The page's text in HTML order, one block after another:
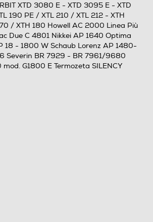
XTD 3080 E - XTD 3095 E - XTD
190 PE / XTL 210 / XTL 212 - XTH
/ XTH 180 Howell AC 2000 Linea Più
Due C 4801 Nikkei AP 1640 Optima
18 - 1800 W Schaub Lorenz AP 1480-
Severin BR 7929 - BR 7961/9680
mod. G1800 E Termozeta SILENCY